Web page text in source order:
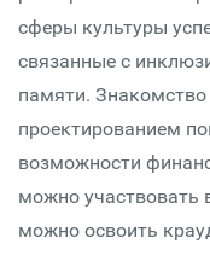
сферы культуры
связанные с
памяти.
проектированием
возможности
можно участвовать
можно освоить